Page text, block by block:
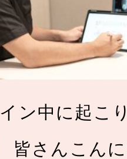
ン中に起こ
皆さんこん